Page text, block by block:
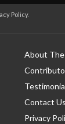
Policy.
About The
Contact Us
Privacy